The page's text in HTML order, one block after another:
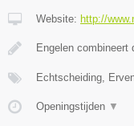
Website: http://
Engelen
Echtscheiding,
Openingstijden ▼